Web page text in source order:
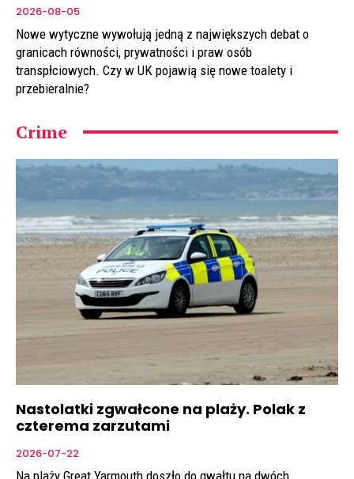
2026-08-05
Nowe wytyczne wywołują jedną z największych debat o
granicach równości, prywatności i praw osób
transpłciowych. Czy w UK pojawią się nowe toalety i
przebieralnie?
Crime
Nastolatki zgwałcone na plaży. Polak z
czterema zarzutami
2026-07-22
Na plaży Great Yarmouth doszło do gwałtu na dwóch